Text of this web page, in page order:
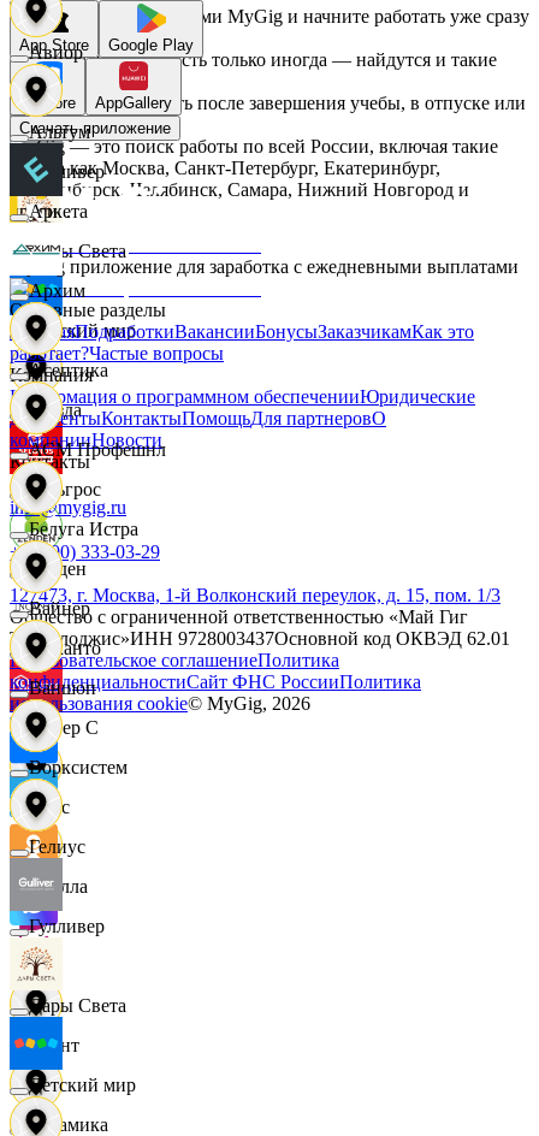
Ворксистем
Гелиус
Гулливер
Дары Света
Детский мир
Звезда
Зельгрос
Зенден
Инканто
Интер С
Вайс
Ителла
kari
Квант
Керамика
Авиор
Альтум
Аркета
Архим
Асептика
АСМ Профешнл
Белуга Истра
Вайнер
Ваншоп
Ворксистем
Гелиус
Гулливер
Дары Света
Детский мир
Воспользуйтесь услугами MyGig и начните работать уже сразу
после отклика.
А если нужна занятость только иногда — найдутся и такие
предложения.
Начните зарабатывать после завершения учебы, в отпуске или
в выходные.
MyGig — это поиск работы по всей России, включая такие
города как Москва, Санкт-Петербург, Екатеринбург,
Новосибирск, Челябинск, Самара, Нижний Новгород и
другие.
App Store Google Play
RuStore
AppGallery
Скачать приложение
MyGig приложение для заработка с ежедневными выплатами
Основные разделы
ГлавнаяПодработкиВакансииБонусыЗаказчикамКак это
работает?Частые вопросы
Компания
Информация о программном обеспеченииЮридические
документыКонтактыПомощьДля партнеровО
компанииНовости
Контакты
info@mygig.ru
+8 (800) 333-03-29
127473, г. Москва, 1-й Волконский переулок, д. 15, пом. 1/3
Общество с ограниченной ответственностью «Май Гиг
Технолоджис»ИНН 9728003437Основной код ОКВЭД 62.01
Пользовательское соглашениеПолитика
конфиденциальностиСайт ФНС РоссииПолитика
использования cookie© MyGig, 2026